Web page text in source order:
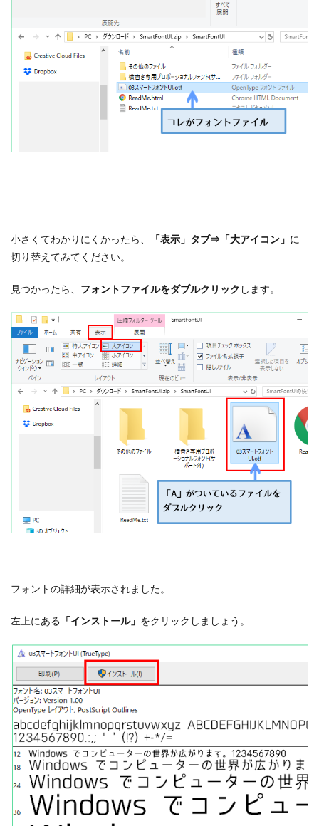
小さくてわかりにくかったら、 「表示」タブ⇒「大アイコン」 に
切り替えてみてください。
見つかったら、 フォントファイルをダブルクリック します。
フォントの詳細が表示されました。
左上にある 「インストール」 をクリックしましょう。